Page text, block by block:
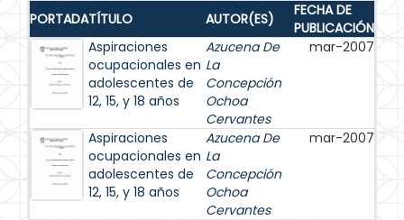
PORTADATÍTULO AUTOR(ES)
FECHA DE
PUBLICACIÓN
Aspiraciones
ocupacionales en
adolescentes de
12, 15, y 18 años
Azucena De
La
Concepción
Ochoa
Cervantes
mar-2007
Aspiraciones
ocupacionales en
adolescentes de
12, 15, y 18 años
Azucena De
La
Concepción
Ochoa
Cervantes
mar-2007